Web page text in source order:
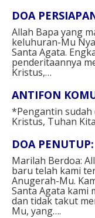
DOA
Allah Bapa yang
keluhuran-Mu
Santa Agata.
penderitaannya
Kristus,…
ANTIFON
*Pengantin sudah
Kristus, Tuhan
DOA PENUTUP:
Marilah Berdoa:
baru telah kami
Anugerah-Mu.
Santa Agata kami
dan tidak takut
Mu, yang….